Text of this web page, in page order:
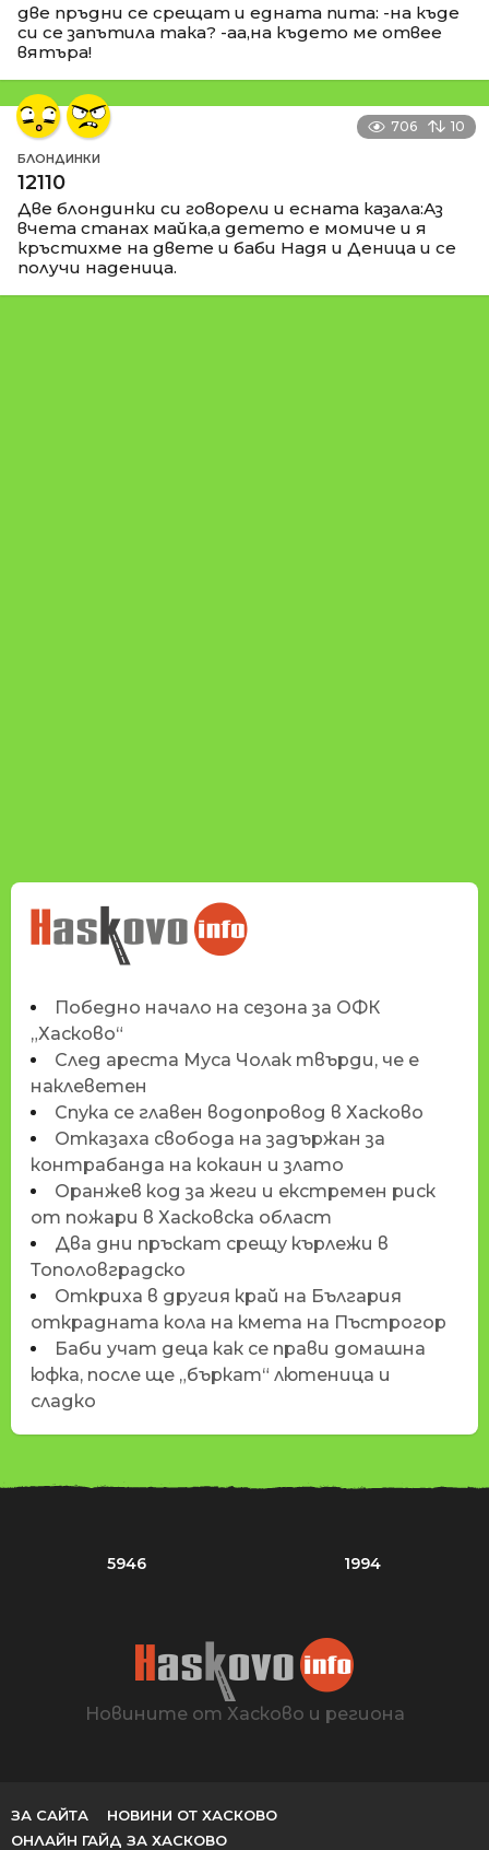
две пръдни се срещат и едната пита: -на къде
си се запътила така? -аа,на където ме отвее
вятъра!
706 10
БЛОНДИНКИ
12110
Две блондинки си говорели и есната казала:Аз
вчета станах майка,а детето е момиче и я
кръстихме на двете и баби Надя и Деница и се
получи наденица.
НОВИНИТЕ НА
HASKOVO.INFO
Победно начало на сезона за ОФК
„Хасково“
След ареста Муса Чолак твърди, че е
наклеветен
Спука се главен водопровод в Хасково
Отказаха свобода на задържан за
контрабанда на кокаин и злато
Оранжев код за жеги и екстремен риск
от пожари в Хасковска област
Два дни пръскат срещу кърлежи в
Тополовградско
Откриха в другия край на България
открадната кола на кмета на Пъстрогор
Баби учат деца как се прави домашна
юфка, после ще „бъркат“ лютеница и
сладко
5946 1994
Новините от Хасково и региона
ЗА САЙТА
НОВИНИ ОТ ХАСКОВО
ОНЛАЙН ГАЙД ЗА ХАСКОВО